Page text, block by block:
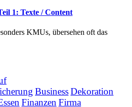
1: Texte / Content
KMUs, übersehen oft das
BusinessDekoration
Finanzen Firma